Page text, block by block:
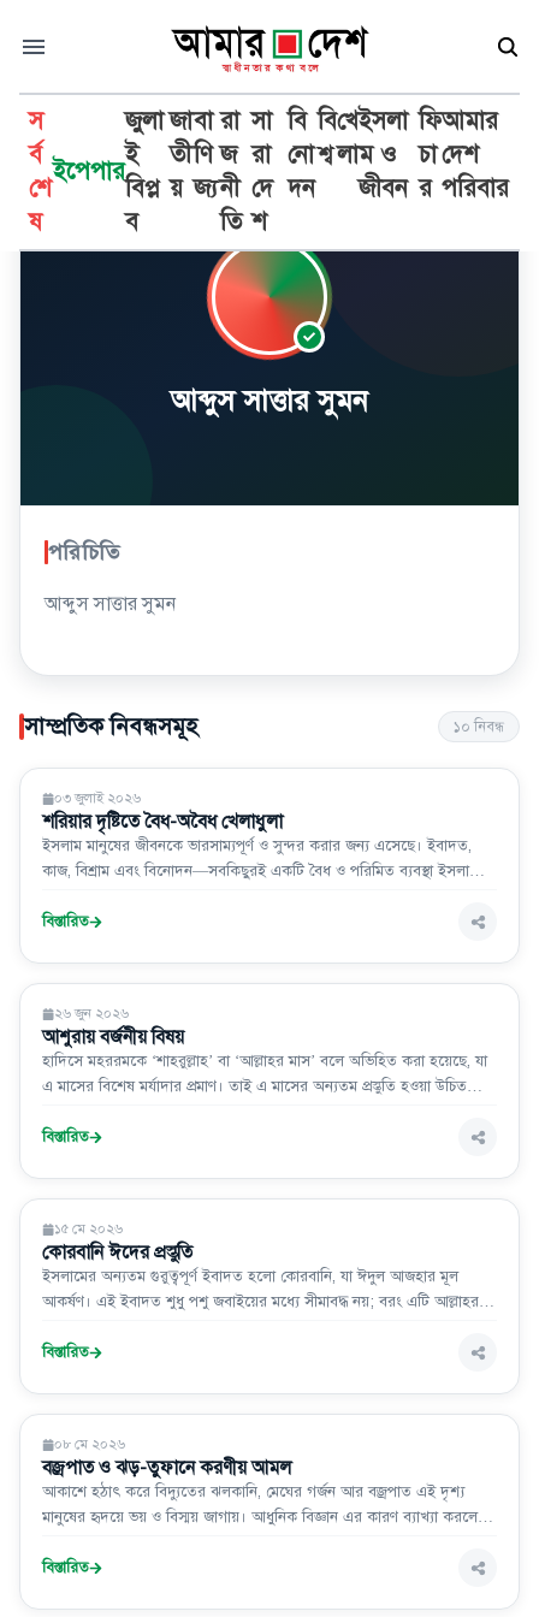
স
র্ব
শে
ষ
ইপেপার
জুলা
ই
বিপ্ল
ব
জা
তী
য়
বা
ণি
জ্য
রা
জ
নী
তি
সা
রা
দে
শ
বি
নো
দন
বি
শ্ব
খে
লা
ইসলা
ম ও
জীবন
ফি
চা
র
আমার
দেশ
পরিবার
আব্দুস সাত্তার সুমন
পরিচিতি
আব্দুস সাত্তার সুমন
সাম্প্রতিক নিবন্ধসমূহ ১০ নিবন্ধ
ইসলাম ও জীবন
০৩ জুলাই ২০২৬
শরিয়ার দৃষ্টিতে বৈধ-অবৈধ খেলাধুলা
ইসলাম মানুষের জীবনকে ভারসাম্যপূর্ণ ও সুন্দর করার জন্য এসেছে। ইবাদত,
কাজ, বিশ্রাম এবং বিনোদন—সবকিছুরই একটি বৈধ ও পরিমিত ব্যবস্থা ইসলামে
গুরুত্বপূর্ণ ভূমিকা পালন করে। তাই ইসলামে খেলাধুলা সম্পূর্ণ নিষিদ্ধ নয়; বরং কিছু
বিস্তারিত
ইসলাম ও জীবন
২৬ জুন ২০২৬
আশুরায় বর্জনীয় বিষয়
হাদিসে মহররমকে ‘শাহরুল্লাহ’ বা ‘আল্লাহর মাস’ বলে অভিহিত করা হয়েছে, যা
এ মাসের বিশেষ মর্যাদার প্রমাণ। তাই এ মাসের অন্যতম প্রস্তুতি হওয়া উচিত
অর্জনের জন্য নতুনভাবে জীবন গড়ার অঙ্গীকার করা।
বিস্তারিত
ইসলাম ও জীবন
১৫ মে ২০২৬
কোরবানি ঈদের প্রস্তুতি
ইসলামের অন্যতম গুরুত্বপূর্ণ ইবাদত হলো কোরবানি, যা ঈদুল আজহার মূল
আকর্ষণ। এই ইবাদত শুধু পশু জবাইয়ের মধ্যে সীমাবদ্ধ নয়; বরং এটি আল্লাহর
কোরবানিদাতার উচিত আগে থেকেই যথাযথ প্রস্তুতি গ্রহণ করা এবং কোরআন ও
বিস্তারিত
ইসলাম ও জীবন
০৮ মে ২০২৬
বজ্রপাত ও ঝড়-তুফানে করণীয় আমল
আকাশে হঠাৎ করে বিদ্যুতের ঝলকানি, মেঘের গর্জন আর বজ্রপাত এই দৃশ্য
মানুষের হৃদয়ে ভয় ও বিস্ময় জাগায়। আধুনিক বিজ্ঞান এর কারণ ব্যাখ্যা করলেও,
সতর্কবার্তা এবং রহমতের নিদর্শন। এই ভয়াবহ মুহূর্তগুলো আমাদের স্মরণ করিয়ে
বিস্তারিত